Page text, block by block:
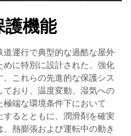
護機能
運行で典型的な過酷な屋外
に特別に設計された、強化
これらの先進的な保護シス
おり、温度変動、湿気への
端な環境条件下において
るとともに、潤滑剤を確実
熱膨張および運転中の動き